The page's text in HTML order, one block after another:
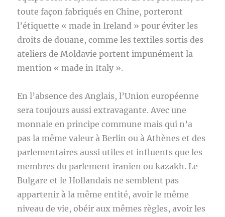
toute façon fabriqués en Chine, porteront
l’étiquette « made in Ireland » pour éviter les
droits de douane, comme les textiles sortis des
ateliers de Moldavie portent impunément la
mention « made in Italy ».
En l’absence des Anglais, l’Union européenne
sera toujours aussi extravagante. Avec une
monnaie en principe commune mais qui n’a
pas la même valeur à Berlin ou à Athènes et des
parlementaires aussi utiles et influents que les
membres du parlement iranien ou kazakh. Le
Bulgare et le Hollandais ne semblent pas
appartenir à la même entité, avoir le même
niveau de vie, obéir aux mêmes règles, avoir les